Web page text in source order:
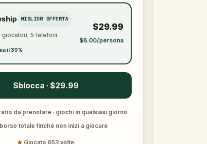
MIGLIOR OFFERTA
giocatori, 5 telefoni
il 39%
$29.99
$6.00/persona
Sblocca · $29.99
da prenotare · giochi in qualsiasi giorno
totale finché non inizi a giocare
★ Giocato 653 volte